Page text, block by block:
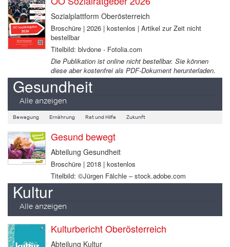
Sozialplattform Oberösterreich
Broschüre | 2026 | kostenlos | Artikel zur Zeit nicht
bestellbar
Titelbild: blvdone - Fotolia.com
Die Publikation ist online nicht bestellbar. Sie können
diese aber kostenfrei als PDF-Dokument herunterladen.
Gesundheit
Alle anzeigen
Bewegung Ernährung Rat und Hilfe Zukunft
Gesund bewegt
Abteilung Gesundheit
Broschüre | 2018 | kostenlos
Titelbild: ©Jürgen Fälchle – stock.adobe.com
Kultur
Alle anzeigen
Kulturbericht Oberösterreich
Abteilung Kultur